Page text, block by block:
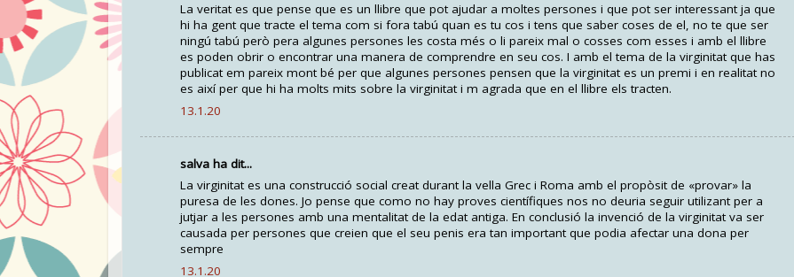
La veritat es que pense que es un llibre que pot ajudar a moltes persones i que pot ser interessant ja que
hi ha gent que tracte el tema com si fora tabú quan es tu cos i tens que saber coses de el, no te que ser
ningú tabú però pera algunes persones les costa més o li pareix mal o cosses com esses i amb el llibre
es poden obrir o encontrar una manera de comprendre en seu cos. I amb el tema de la virginitat que has
publicat em pareix mont bé per que algunes persones pensen que la virginitat es un premi i en realitat no
es així per que hi ha molts mits sobre la virginitat i m agrada que en el llibre els tracten.
13.1.20
salva ha dit...
La virginitat es una construcció social creat durant la vella Grec i Roma amb el propòsit de «provar» la
puresa de les dones. Jo pense que como no hay proves científiques nos no deuria seguir utilizant per a
jutjar a les persones amb una mentalitat de la edat antiga. En conclusió la invenció de la virginitat va ser
causada per persones que creien que el seu penis era tan important que podia afectar una dona per
sempre
13.1.20